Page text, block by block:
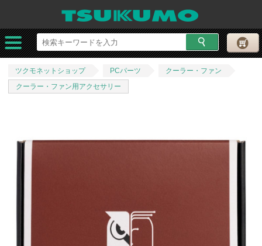
ツクモネットショップ PCパーツ
クーラー・ファン
クーラー・ファン用アクセサリー